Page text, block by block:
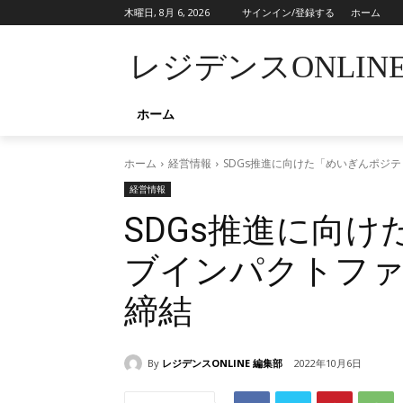
木曜日, 8月 6, 2026 サインイン/登録する ホーム
レジデンス
ホーム
ホーム 経営情報 SDGs推進に向けた「めいぎんポジ
経営情報
SDGs推進に向け
ブインパクトフ
締結
By レジデンスONLINE 編集部 2022年10月6日